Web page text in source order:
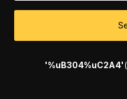
'%uB304%uC2A4'